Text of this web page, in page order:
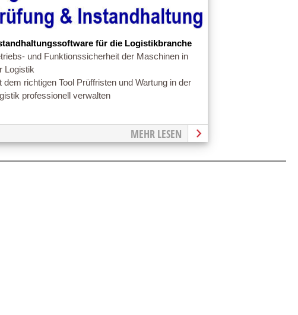
für die Logistikbranche
und Funktionssicherheit der Maschinen in
Logistik
dem richtigen Tool Prüffristen und Wartung in der
professionell verwalten
MEHR LESEN